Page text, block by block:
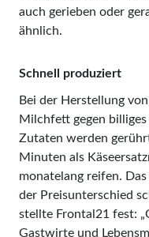
auch gerieben oder
ähnlich.
Schnell produziert
Bei der Herstellung
Milchfett gegen
Zutaten werden
Minuten als
monatelang reifen.
der Preisunterschied
stellte Frontal21 fest:
Gastwirte und